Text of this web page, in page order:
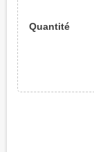
Quantité